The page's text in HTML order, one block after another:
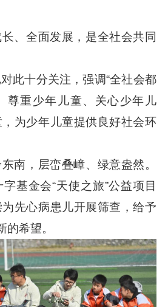
、全面发展，是全社会共同
此十分关注，强调“全社会都
尊重少年儿童、关心少年儿
为少年儿童提供良好社会环
南，层峦叠嶂、绿意盎然。
基金会“天使之旅”公益项目
先心病患儿开展筛查，给予
的希望。